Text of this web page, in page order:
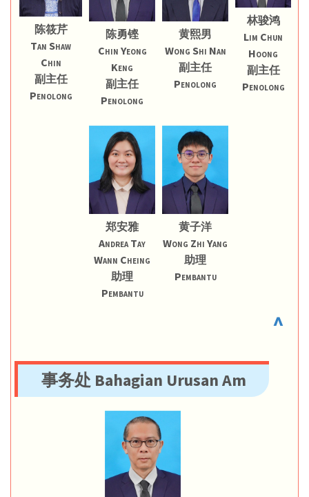
陈筱芹
Tan Shaw
Chin
副主任
Penolong
陈勇铿
Chin Yeong
Keng
副主任
Penolong
黄熙男
Wong Shi Nan
副主任
Penolong
林骏鸿
Lim Chun
Hoong
副主任
Penolong
郑安雅
Andrea Tay
Wann Cheing
助理
Pembantu
黄子洋
Wong Zhi Yang
助理
Pembantu
^
事务处 Bahagian Urusan Am